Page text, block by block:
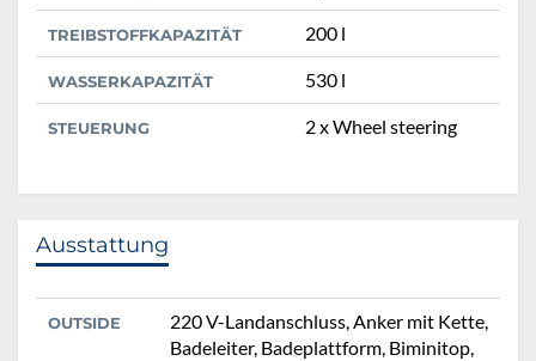
TREIBSTOFFKAPAZITÄT 200 l
WASSERKAPAZITÄT 530 l
STEUERUNG 2 x Wheel steering
Ausstattung
OUTSIDE
220 V-Landanschluss, Anker mit Kette,
Badeleiter, Badeplattform, Biminitop,